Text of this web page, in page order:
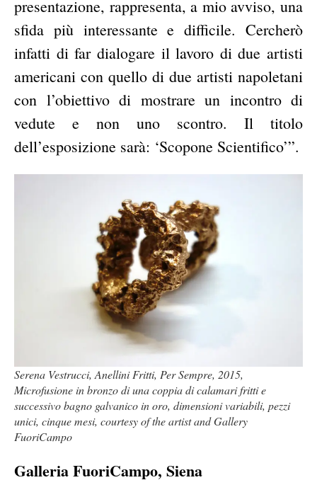
presentazione, rappresenta, a mio avviso, una
sfida più interessante e difficile. Cercherò
infatti di far dialogare il lavoro di due artisti
americani con quello di due artisti napoletani
con l’obiettivo di mostrare un incontro di
vedute e non uno scontro. Il titolo
dell’esposizione sarà: ‘Scopone Scientifico’”.
Serena Vestrucci, Anellini Fritti, Per Sempre, 2015,
Microfusione in bronzo di una coppia di calamari fritti e
successivo bagno galvanico in oro, dimensioni variabili, pezzi
unici, cinque mesi, courtesy of the artist and Gallery
FuoriCampo
Galleria FuoriCampo, Siena